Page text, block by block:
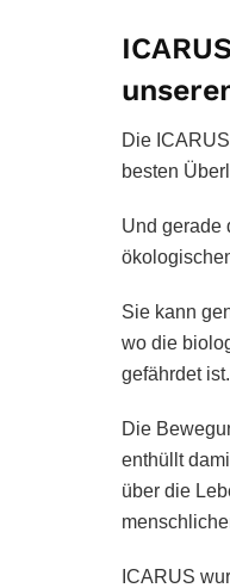
Die
besten
Und gerade
Sie kann
wo die
gefährdet ist.
Die
enthüllt
über die
ICARUS